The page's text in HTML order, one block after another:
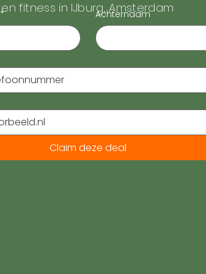
* Achternaam
Claim deze deal
en fitness in IJburg, Amsterdam